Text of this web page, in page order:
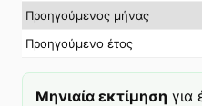
Προηγούμενος μήνας
Προηγούμενο έτος
Μηνιαία εκτίμηση για